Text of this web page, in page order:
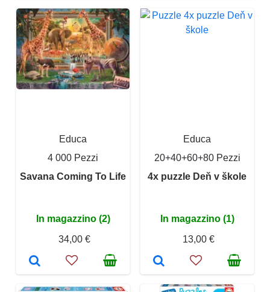
Educa
4 000 Pezzi
Savana Coming To Life
In magazzino (2)
34,00 €
Educa
20+40+60+80 Pezzi
4x puzzle Deň v škole
In magazzino (1)
13,00 €